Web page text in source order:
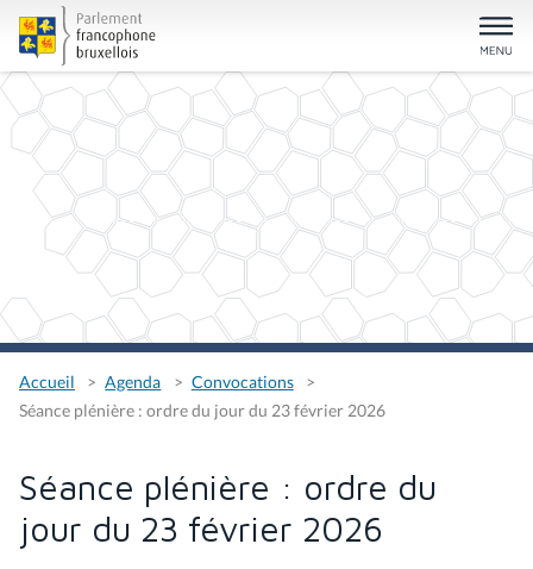
Accueil Agenda
Convocations
Séance plénière : ordre du jour du 23 février 2026
Séance plénière : ordre du
jour du 23 février 2026